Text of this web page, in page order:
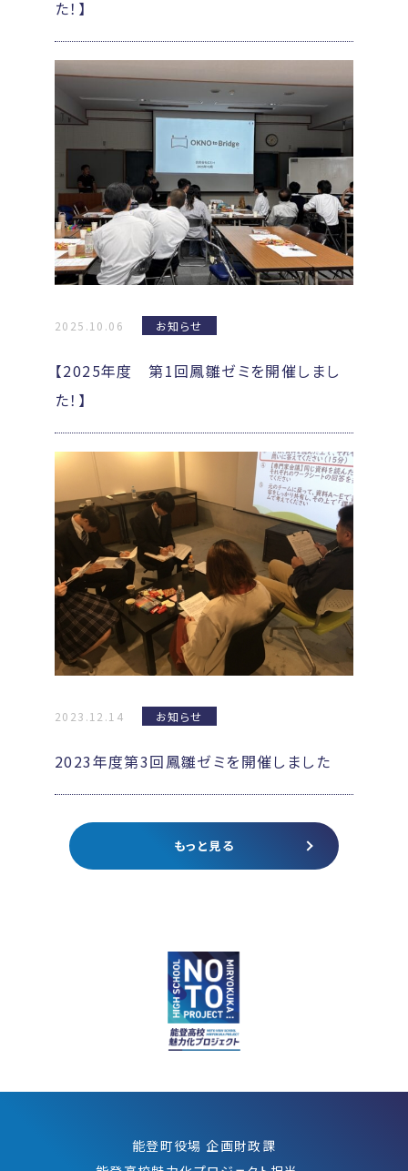
た！】
2025.10.06 お知らせ
【2025年度 第1回鳳雛ゼミを開催しまし
た！】
2023.12.14 お知らせ
2023年度第3回鳳雛ゼミを開催しました
もっと見る
能登町役場 企画財政課